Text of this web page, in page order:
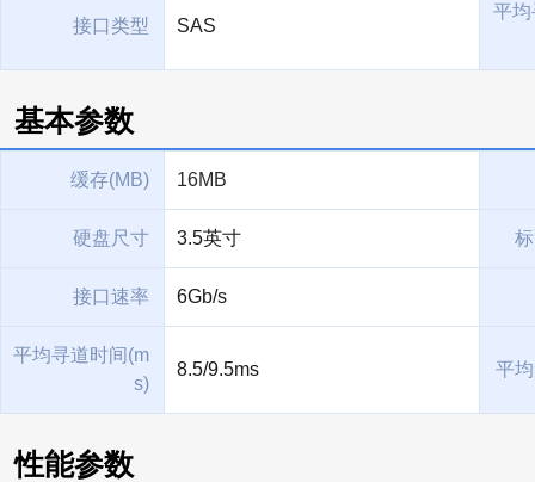
接口类型 SAS
平
基本参数
缓存(MB) 16MB
硬盘尺寸 3.5英寸
接口速率 6Gb/s
平均寻道时间(m
s)
8.5/9.5ms 平
性能参数